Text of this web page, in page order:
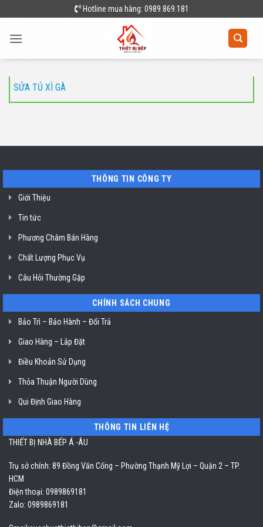
to
content
Hotline mua hàng: 0989.869.181
SỬA TỦ XÌ GÀ
THÔNG TIN CÔNG TY
Giới Thiệu
Tin tức
Phương Châm Bán Hàng
Chất Lượng Phục Vụ
Câu Hỏi Thường Gặp
CHÍNH SÁCH CHUNG
Bảo Trì – Bảo Hành – Đổi Trả
Giao Hàng – Lắp Đặt
Điều Khoản Sử Dụng
Thỏa Thuận Người Dùng
Qui Định Giao Hàng
THÔNG TIN LIÊN HỆ
THIẾT BỊ NHÀ BẾP Á -ÂU
Trụ sở chính: 89 Đồng Văn Cống – Phường Thạnh Mỹ Lợi – Quận 2 – TP.
HCM
Điện thoại: 0989869181
Zalo: 0989869181